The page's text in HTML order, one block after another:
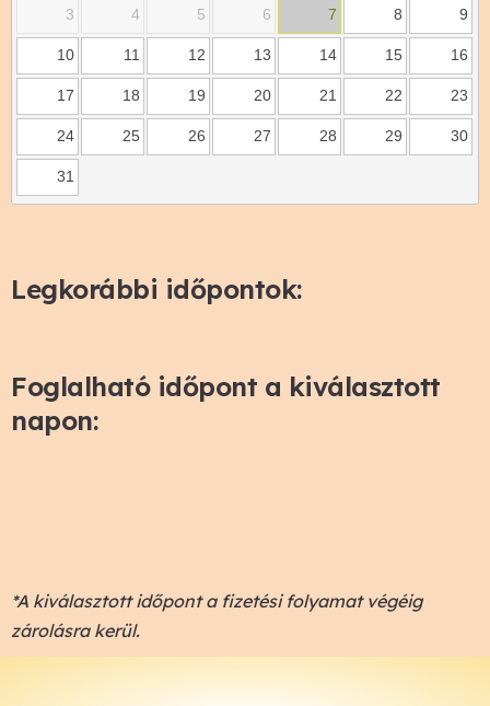
3 4 5 6 7 8 9
10 11 12 13 14 15 16
17 18 19 20 21 22 23
24 25 26 27 28 29 30
31
Legkorábbi időpontok:
Foglalható időpont a kiválasztott
napon:
*A kiválasztott időpont a fizetési folyamat végéig
zárolásra kerül.